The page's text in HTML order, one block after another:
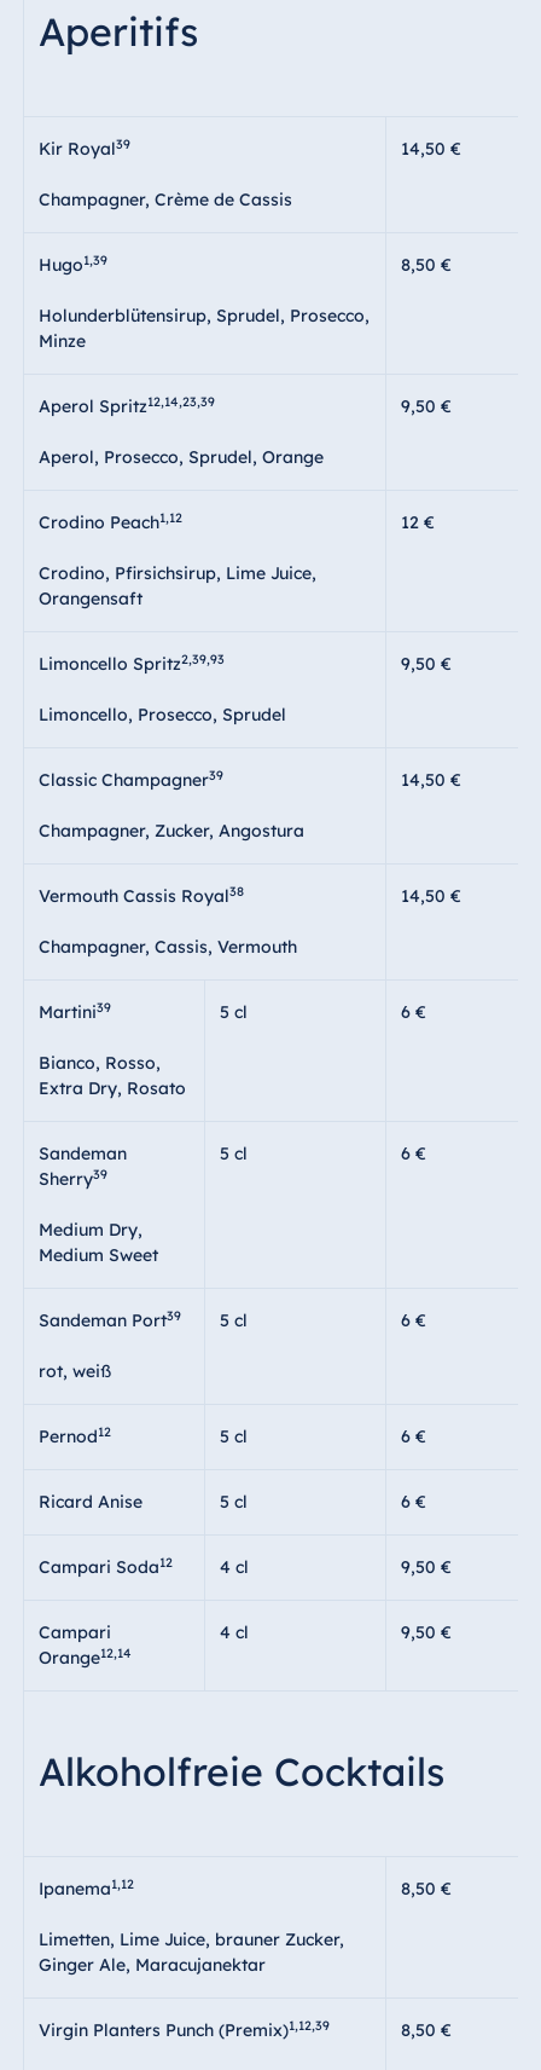
Aperitifs
Kir Royal39
Champagner, Crème de Cassis
14,50 €
Hugo1,39
Holunderblütensirup, Sprudel, Prosecco,
Minze
8,50 €
Aperol Spritz12,14,23,39
Aperol, Prosecco, Sprudel, Orange
9,50 €
Crodino Peach1,12
Crodino, Pfirsichsirup, Lime Juice,
Orangensaft
12 €
Limoncello Spritz2,39,93
Limoncello, Prosecco, Sprudel
9,50 €
Classic Champagner39
Champagner, Zucker, Angostura
14,50 €
Vermouth Cassis Royal38
Champagner, Cassis, Vermouth
14,50 €
Martini39
Bianco, Rosso,
Extra Dry, Rosato
5 cl 6 €
Sandeman
Sherry39
Medium Dry,
Medium Sweet
5 cl 6 €
Sandeman Port39
rot, weiß
5 cl 6 €
Pernod12 5 cl 6 €
Ricard Anise 5 cl 6 €
Campari Soda12 4 cl 9,50 €
Campari
Orange12,14
4 cl 9,50 €
Alkoholfreie Cocktails
Ipanema1,12
Limetten, Lime Juice, brauner Zucker,
Ginger Ale, Maracujanektar
8,50 €
Virgin Planters Punch (Premix)1,12,39 8,50 €